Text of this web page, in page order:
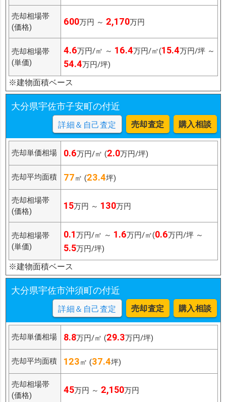
売却相場帯
(価格)
600万円 ～ 2,170万円
売却相場帯
(単価)
4.6万円/㎡ ～ 16.4万円/㎡(15.4万円/坪 ～
54.4万円/坪)
※建物面積ベース
大分県宇佐市子安町の付近
詳細＆自己査定 売却査定 購入相談
売却単価相場 0.6万円/㎡ (2.0万円/坪)
売却平均面積 77㎡ (23.4坪)
売却相場帯
(価格)
15万円 ～ 130万円
売却相場帯
(単価)
0.1万円/㎡ ～ 1.6万円/㎡(0.6万円/坪 ～
5.5万円/坪)
※建物面積ベース
大分県宇佐市沖須町の付近
詳細＆自己査定 売却査定 購入相談
売却単価相場 8.8万円/㎡ (29.3万円/坪)
売却平均面積 123㎡ (37.4坪)
売却相場帯
(価格)
45万円 ～ 2,150万円